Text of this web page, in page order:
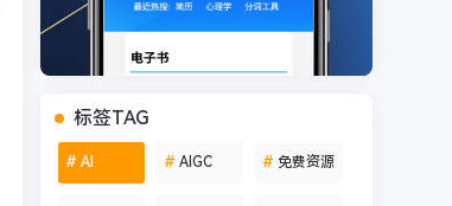
标签TAG
# AI # AIGC # 免费资源